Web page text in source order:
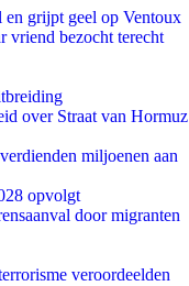
grijpt geel op Ventoux
vriend bezocht terecht
over Straat van Hormuz
miljoenen aan
opvolgt
door migranten
veroordeelden